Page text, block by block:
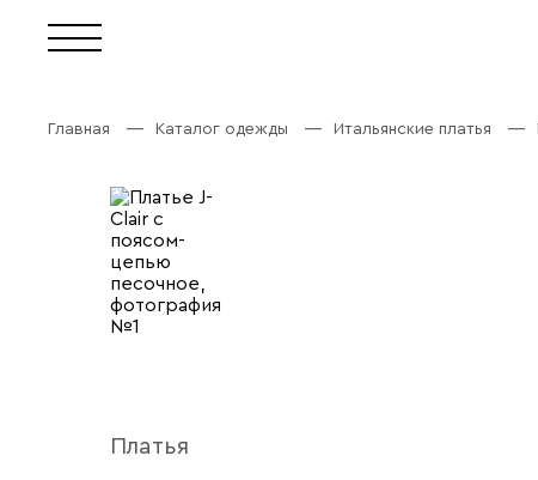
Главная Каталог одежды Итальянские платья
Платья